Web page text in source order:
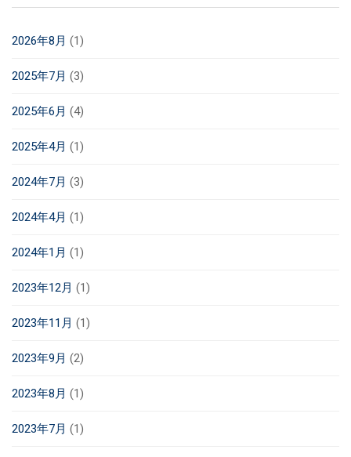
2026年8月 (1)
2025年7月 (3)
2025年6月 (4)
2025年4月 (1)
2024年7月 (3)
2024年4月 (1)
2024年1月 (1)
2023年12月 (1)
2023年11月 (1)
2023年9月 (2)
2023年8月 (1)
2023年7月 (1)